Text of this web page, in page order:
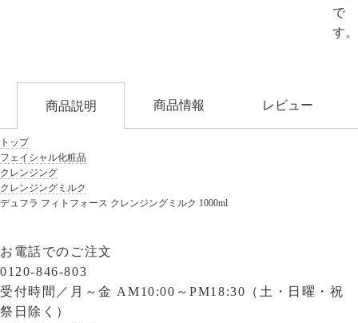
トップ
フェイシャル化粧品
クレンジング
クレンジングミルク
デュフラ フィトフォース クレンジングミルク 1000ml
で
す。
商品説明 商品情報 レビュー
お電話でのご注文
0120-846-803
受付時間／ 月～金 AM10:00～PM18:30（土・日曜・祝
祭日除く）